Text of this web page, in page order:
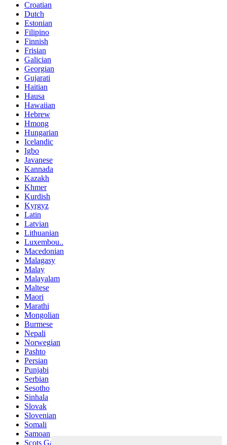
Croatian
Dutch
Estonian
Filipino
Finnish
Frisian
Galician
Georgian
Gujarati
Haitian
Hausa
Hawaiian
Hebrew
Hmong
Hungarian
Icelandic
Igbo
Javanese
Kannada
Kazakh
Khmer
Kurdish
Kyrgyz
Latin
Latvian
Lithuanian
Luxembou..
Macedonian
Malagasy
Malay
Malayalam
Maltese
Maori
Marathi
Mongolian
Burmese
Nepali
Norwegian
Pashto
Persian
Punjabi
Serbian
Sesotho
Sinhala
Slovak
Slovenian
Somali
Samoan
Scots Gaelic